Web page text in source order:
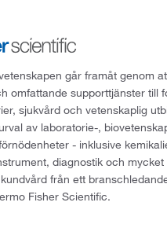
går framåt genom
omfattande supporttjänster till
sjukvård och vetenskaplig
av laboratorie-,
- inklusive
diagnostik och
från ett
Fisher Scientific.